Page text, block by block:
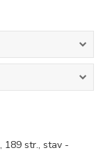
189 str., stav -